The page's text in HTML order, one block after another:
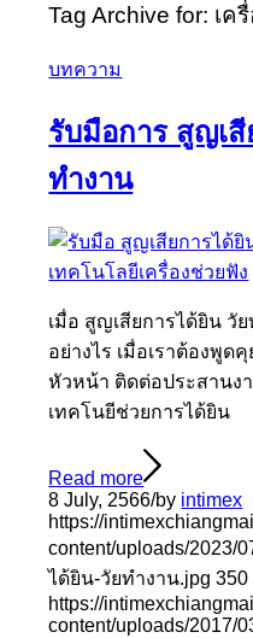
Tag Archive for: เค
บทความ
รับมือการ สูญเ
ทำงาน
เมื่อ สูญเสียการได้ยิน
อย่างไร เมื่อเราต้องพูด
หัวหน้า ติดต่อประสานง
เทคโนยีช่วยการได้ยิน
Read more
8 July, 2566/by intimex
https://
content/uploads/2023/
ได้ยิน-วัยทำงาน.jpg 350
https://
content/uploads/2017/